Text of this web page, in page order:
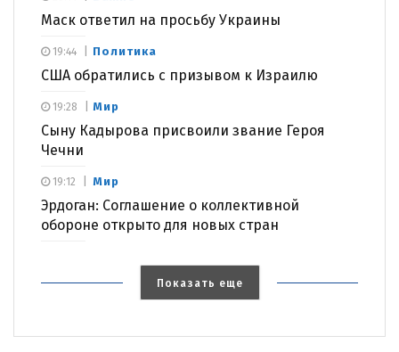
Маск ответил на просьбу Украины
Политика
США обратились с призывом к Израилю
19:44
Мир
Сыну Кадырова присвоили звание Героя
Чечни
19:28
Мир
Эрдоган: Соглашение о коллективной
обороне открыто для новых стран
19:12
Показать еще